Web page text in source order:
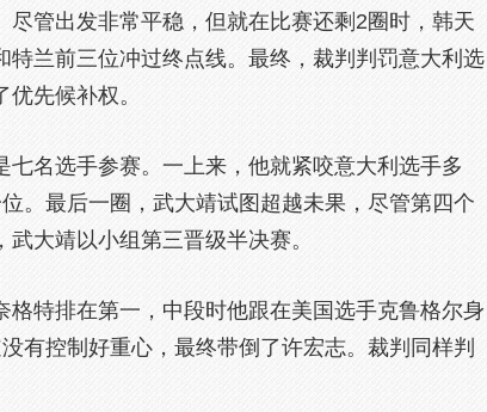
管出发非常平稳，但就在比赛还剩2圈时，韩天
兰前三位冲过终点线。最终，裁判判罚意大利选
先候补权。
名选手参赛。一上来，他就紧咬意大利选手多
。最后一圈，武大靖试图超越未果，尽管第四个
大靖以小组第三晋级半决赛。
特排在第一，中段时他跟在美国选手克鲁格尔身
有控制好重心，最终带倒了许宏志。裁判同样判